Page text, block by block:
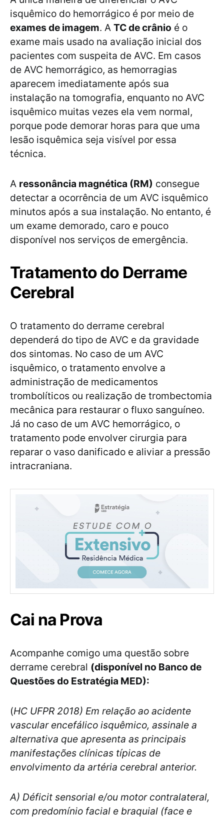
isquêmico do hemorrágico é por meio de
exames de imagem. A TC de crânio é o
exame mais usado na avaliação inicial dos
pacientes com suspeita de AVC. Em casos
de AVC hemorrágico, as hemorragias
aparecem imediatamente após sua
instalação na tomografia, enquanto no AVC
isquêmico muitas vezes ela vem normal,
porque pode demorar horas para que uma
lesão isquêmica seja visível por essa
técnica.
A ressonância magnética (RM) consegue
detectar a ocorrência de um AVC isquêmico
minutos após a sua instalação. No entanto, é
um exame demorado, caro e pouco
disponível nos serviços de emergência.
Tratamento do Derrame
Cerebral
O tratamento do derrame cerebral
dependerá do tipo de AVC e da gravidade
dos sintomas. No caso de um AVC
isquêmico, o tratamento envolve a
administração de medicamentos
trombolíticos ou realização de trombectomia
mecânica para restaurar o fluxo sanguíneo.
Já no caso de um AVC hemorrágico, o
tratamento pode envolver cirurgia para
reparar o vaso danificado e aliviar a pressão
intracraniana.
Cai na Prova
Acompanhe comigo uma questão sobre
derrame cerebral (disponível no Banco de
Questões do Estratégia MED):
(HC UFPR 2018) Em relação ao acidente
vascular encefálico isquêmico, assinale a
alternativa que apresenta as principais
manifestações clínicas típicas de
envolvimento da artéria cerebral anterior.
A) Déficit sensorial e/ou motor contralateral,
com predomínio facial e braquial (face e